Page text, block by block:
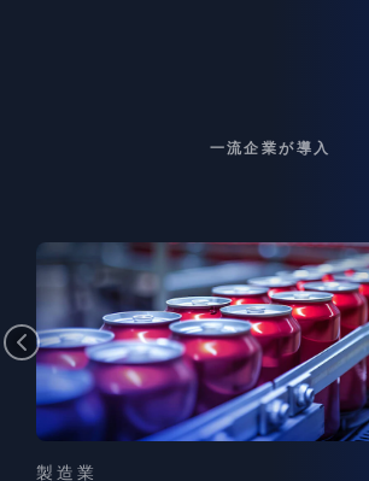
一流企業が導入
製造業